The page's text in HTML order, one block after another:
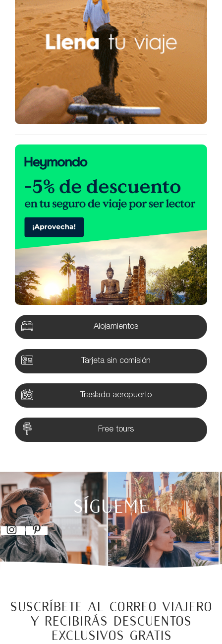
Alojamientos
Tarjeta sin comisión
Traslado aeropuerto
Free tours
SÍGUEME
Suscríbete al correo viajero
y recibirás descuentos
exclusivos GRATIS